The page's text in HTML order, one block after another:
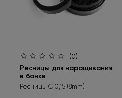
(0)
Ресницы для наращивания
в банке
Ресницы C 0,15 (8mm)